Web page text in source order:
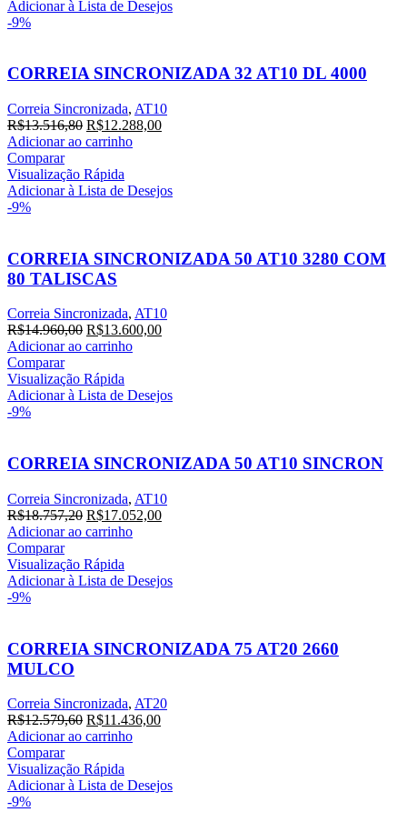
R$15.206,40.R$13.824,00.
Adicionar à Lista de Desejos
-9%
CORREIA SINCRONIZADA 32 AT10 DL 4000
Correia Sincronizada, AT10
R$13.516,80 O
preço
era:
R$13.516,80.
R$12.288,00O
R$12.288,00.
Adicionar ao carrinho
Comparar
Visualização Rápida
Adicionar à Lista de Desejos
-9%
CORREIA SINCRONIZADA 50 AT10 3280 COM
80 TALISCAS
Correia Sincronizada, AT10
R$14.960,00 O
preço
era:
R$14.960,00.
R$13.600,00O
R$13.600,00.
Adicionar ao carrinho
Comparar
Visualização Rápida
Adicionar à Lista de Desejos
-9%
CORREIA SINCRONIZADA 50 AT10 SINCRON
Correia Sincronizada, AT10
R$18.757,20 O
preço
era:
R$18.757,20.
R$17.052,00O
R$17.052,00.
Adicionar ao carrinho
Comparar
Visualização Rápida
Adicionar à Lista de Desejos
-9%
CORREIA SINCRONIZADA 75 AT20 2660
MULCO
Correia Sincronizada, AT20
R$12.579,60 O
preço
era:
R$12.579,60.
R$11.436,00O
R$11.436,00.
Adicionar ao carrinho
Comparar
Visualização Rápida
Adicionar à Lista de Desejos
-9%